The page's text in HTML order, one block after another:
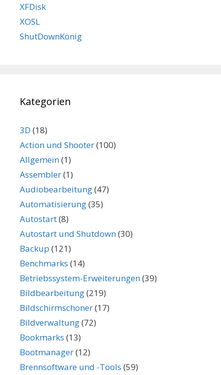
XFDisk
XOSL
ShutDownKönig
Kategorien
3D (18)
Action und Shooter(100)
Allgemein(1)
Assembler(1)
Audiobearbeitung(47)
Automatisierung(35)
Autostart(8)
Autostart und Shutdown(30)
Backup (121)
Benchmarks (14)
Betriebssystem-Erweiterungen(39)
Bildbearbeitung(219)
Bildschirmschoner(17)
Bildverwaltung(72)
Bookmarks (13)
Bootmanager(12)
Brennsoftware und -Tools (59)